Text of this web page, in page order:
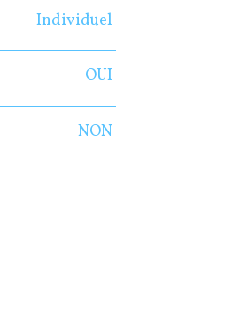
Individuel
OUI
NON